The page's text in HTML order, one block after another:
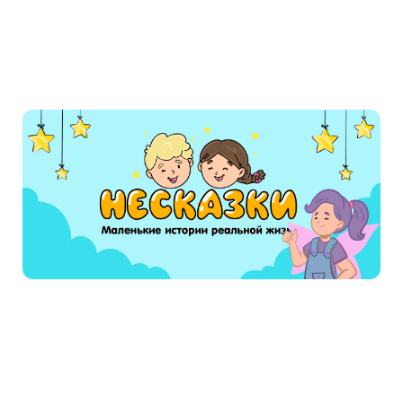
сказку Письмо без адреса. Эту сказку будет
удобно слушать на мобильном телефоне или
на планшете, ведь сайт специально
создавался для того, чтобы родители могли
давать послушать лучшие аудио сказки детям
совершенно бесплатно и онлайн, тем более
из такого известного мультфильма как «Поли
Робокар»